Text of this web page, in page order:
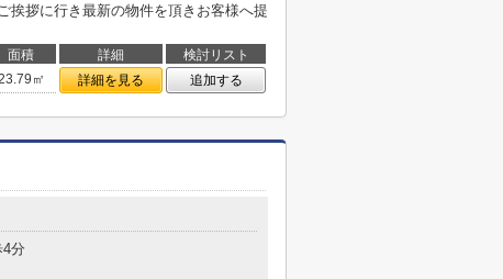
挨拶に行き最新の物件を頂きお客様へ提
面積 詳細
検討リスト
㎡ 詳細を見る 追加する
4分